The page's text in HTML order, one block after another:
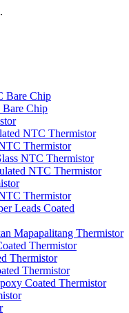
Bare Chip
Chip
NTC Thermistor
Thermistor
NTC Thermistor
NTC Thermistor
Thermistor
Leads Coated
Mapapalitang Thermistor
Thermistor
Thermistor
Thermistor
Coated Thermistor